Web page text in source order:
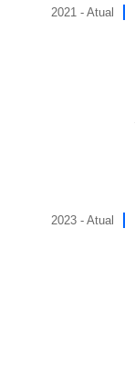
2021 - Atual
2023 - Atual